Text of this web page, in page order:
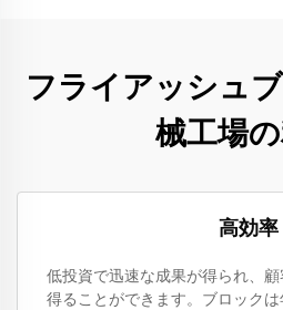
フライアッシュ
械工場
高効率
低投資で迅速な成果が得られ、
得ることができます。ブロック